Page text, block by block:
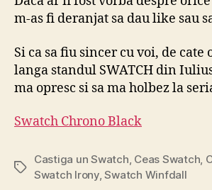
m-as fi deranjat sa dau like sau
Si ca sa fiu sincer cu voi, de cate
langa standul SWATCH din
ma opresc si sa ma holbez la
Swatch Chrono Black
Tags
Castiga un Swatch, Ceas Swatch,
Swatch Irony,Swatch Winfdall